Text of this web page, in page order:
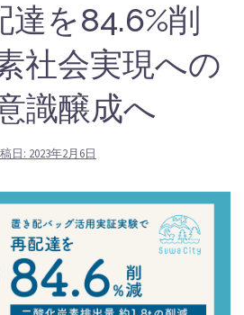
を84.6%削
社会実現への
識醸成へ
日: 2023年2月6日